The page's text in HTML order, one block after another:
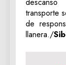
transporte
de
llanera./